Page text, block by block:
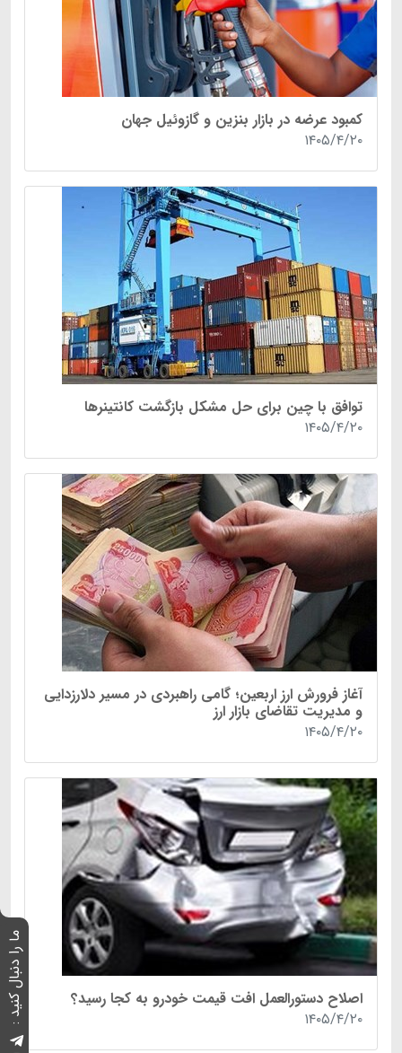
ما را دنبال کنید :
کمبود عرضه در بازار بنزین و گازوئیل جهان
۱۴۰۵/۴/۲۰
توافق با چین برای حل مشکل بازگشت کانتینرها
۱۴۰۵/۴/۲۰
آغاز فرورش ارز اربعین؛ گامی راهبردی در مسیر دلارزدایی
و مدیریت تقاضای بازار ارز
۱۴۰۵/۴/۲۰
اصلاح دستورالعمل افت قیمت خودرو به کجا رسید؟
۱۴۰۵/۴/۲۰